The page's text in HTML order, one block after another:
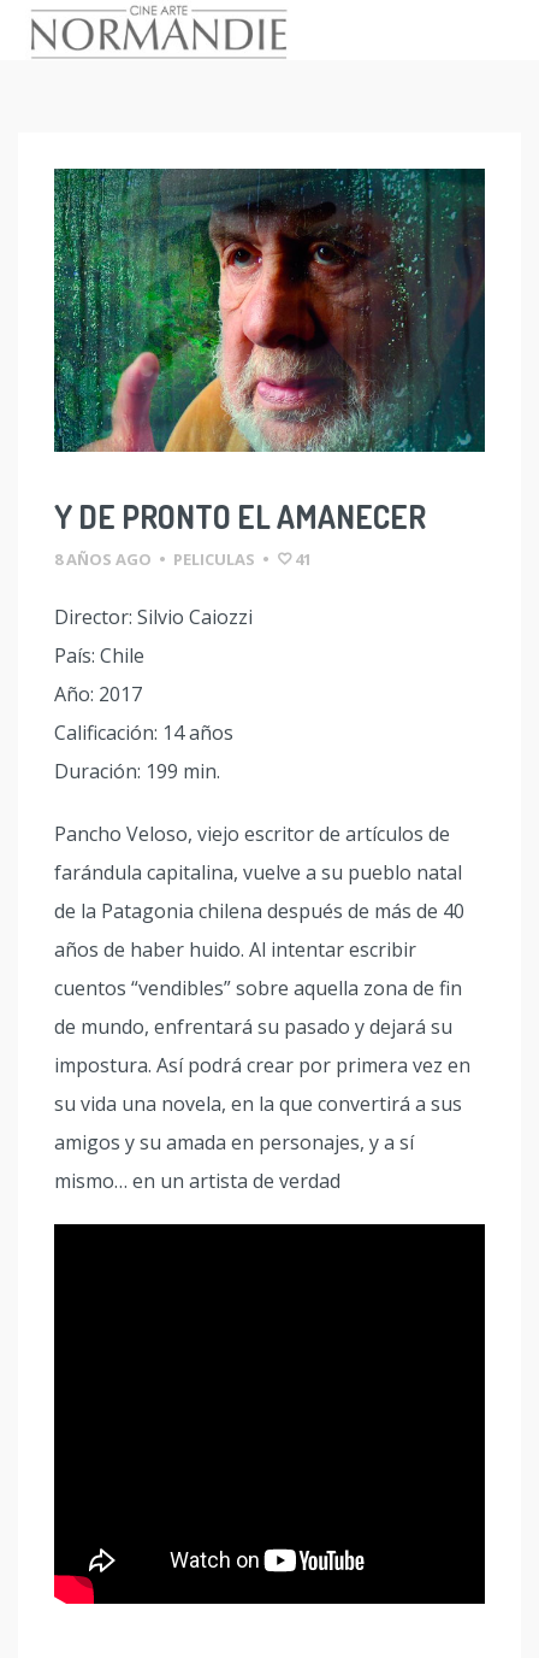
Y DE PRONTO EL AMANECER
8 AÑOS AGO • PELICULAS • 41
Director: Silvio Caiozzi
País: Chile
Año: 2017
Calificación: 14 años
Duración: 199 min.
Pancho Veloso, viejo escritor de artículos de
farándula capitalina, vuelve a su pueblo natal
de la Patagonia chilena después de más de 40
años de haber huido. Al intentar escribir
cuentos “vendibles” sobre aquella zona de fin
de mundo, enfrentará su pasado y dejará su
impostura. Así podrá crear por primera vez en
su vida una novela, en la que convertirá a sus
amigos y su amada en personajes, y a sí
mismo… en un artista de verdad